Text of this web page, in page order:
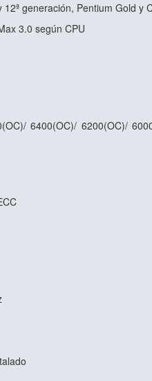
generación, Pentium Gold y
3.0 según CPU
6400(OC)/ 6200(OC)/